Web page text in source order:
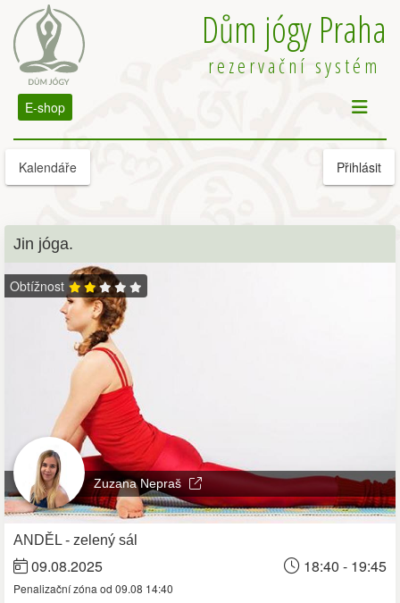
Dům jógy Praha
rezervační systém
E-shop
Kalendáře Přihlásit
Jin jóga.
Obtížnost
Zuzana Nepraš
ANDĚL - zelený sál
09.08.2025 18:40 - 19:45
Penalizační zóna od 09.08 14:40